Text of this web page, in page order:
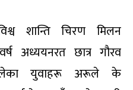
शान्ति चिरण मिलन
अध्ययनरत छात्र गौरव
युवाहरू अरूले के